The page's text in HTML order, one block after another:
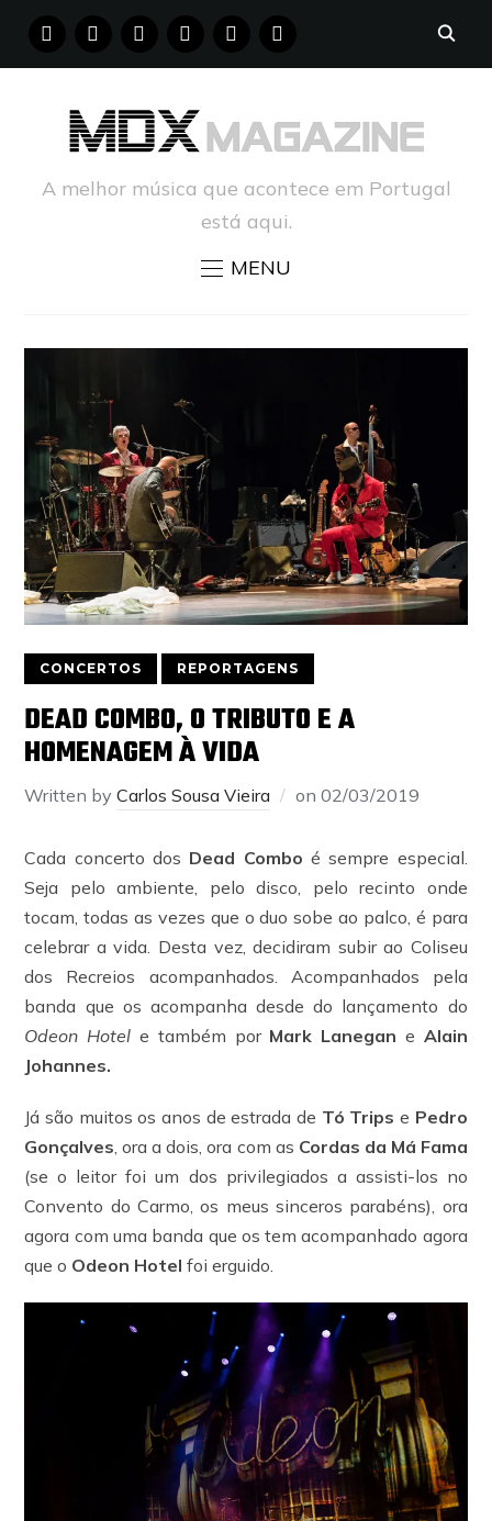
FACEBOOKINSTAGRAM
YOUTUBE PINTERESTTUMBLR
A melhor música que acontece em Portugal
está aqui.
MENU
CONCERTOS REPORTAGENS
DEAD COMBO, O TRIBUTO E A
HOMENAGEM À VIDA
Written byCarlos Sousa Vieira on02/03/2019
Cada concerto dos Dead Combo é sempre especial.
Seja pelo ambiente, pelo disco, pelo recinto onde
tocam, todas as vezes que o duo sobe ao palco, é para
celebrar a vida. Desta vez, decidiram subir ao Coliseu
dos Recreios acompanhados. Acompanhados pela
banda que os acompanha desde do lançamento do
Odeon Hotel e também por Mark Lanegan e Alain
Johannes.
Já são muitos os anos de estrada de Tó Trips e Pedro
Gonçalves, ora a dois, ora com as Cordas da Má Fama
(se o leitor foi um dos privilegiados a assisti-los no
Convento do Carmo, os meus sinceros parabéns), ora
agora com uma banda que os tem acompanhado agora
que o Odeon Hotel foi erguido.